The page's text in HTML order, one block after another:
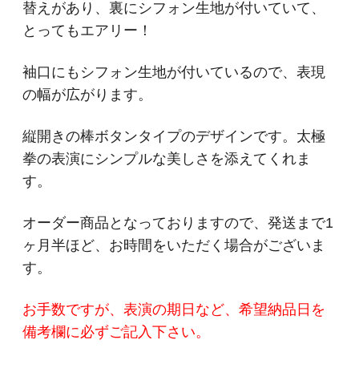
替えがあり、裏にシフォン生地が付いていて、
とってもエアリー！
袖口にもシフォン生地が付いているので、表現
の幅が広がります。
縦開きの棒ボタンタイプのデザインです。太極
拳の表演にシンプルな美しさを添えてくれま
す。
オーダー商品となっておりますので、発送まで1
ヶ月半ほど、お時間をいただく場合がございま
す。
お手数ですが、表演の期日など、希望納品日を
備考欄に必ずご記入下さい。